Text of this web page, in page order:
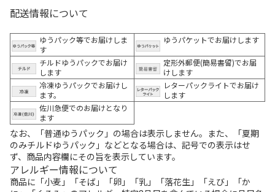
配送情報について
ゆうパック等でお届けしま
す
ゆうパケットでお届けします
チルドゆうパックでお届け
します
定形外郵便(簡易書留)でお届
けします
冷凍ゆうパックでお届けし
ます。
レターパックライトでお届け
します
佐川急便でのお届けとなり
ます
なお、「普通ゆうパック」の場合は表示しません。また、「夏期
のみチルドゆうパック」などとなる場合は、記号での表示はせ
ず、商品内容欄にその旨を表示しています。
アレルギー情報について
商品に「小麦」「そば」「卵」「乳」「落花生」「えび」「か